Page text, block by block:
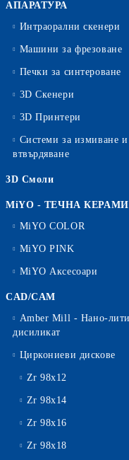
АПАРАТУРА
Интраорални скенери
Машини за фрезоване
Печки за синтероване
3D Скенери
3D Принтери
Системи за измиване и
втвърдяване
3D Смоли
MiYO - ТЕЧНА
MiYO COLOR
MiYO PINK
MiYO Аксесоари
CAD/CAM
Amber Mill - Нано-
дисиликат
Циркониеви дискове
Zr 98x12
Zr 98x14
Zr 98x16
Zr 98x18